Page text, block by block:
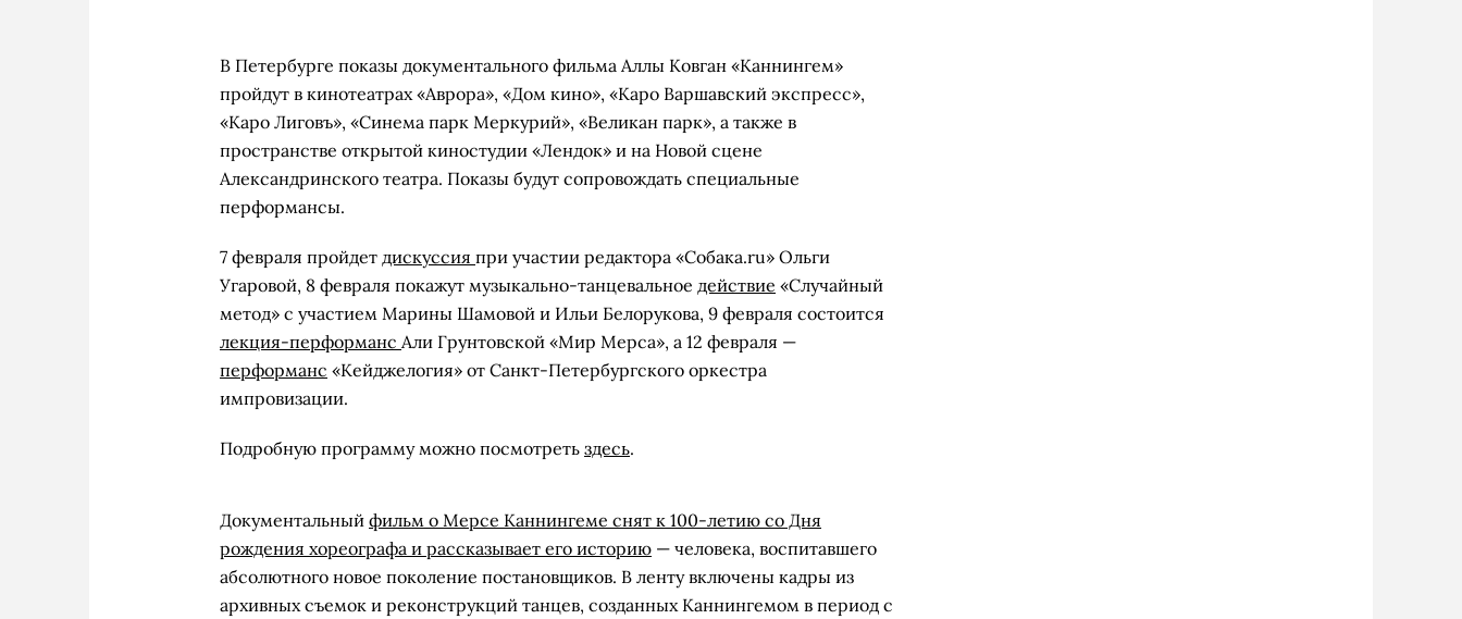
В Петербурге показы документального фильма Аллы Ковган «Каннингем»
пройдут в кинотеатрах «Аврора», «Дом кино», «Каро Варшавский экспресс»,
«Каро Лиговъ», «Синема парк Меркурий», «Великан парк», а также в
пространстве открытой киностудии «Лендок» и на Новой сцене
Александринского театра. Показы будут сопровождать специальные
перформансы.
7 февраля пройдет дискуссия при участии редактора «Собака.ru» Ольги
Угаровой, 8 февраля покажут музыкально-танцевальное действие «Случайный
метод» с участием Марины Шамовой и Ильи Белорукова, 9 февраля состоится
лекция-перформанс Али Грунтовской «Мир Мерса», а 12 февраля —
перформанс «Кейджелогия» от Санкт-Петербургского оркестра
импровизации.
Подробную программу можно посмотреть здесь.
Документальный фильм о Мерсе Каннингеме снят к 100-летию со Дня
рождения хореографа и рассказывает его историю — человека, воспитавшего
абсолютного новое поколение постановщиков. В ленту включены кадры из
архивных съемок и реконструкций танцев, созданных Каннингемом в период с